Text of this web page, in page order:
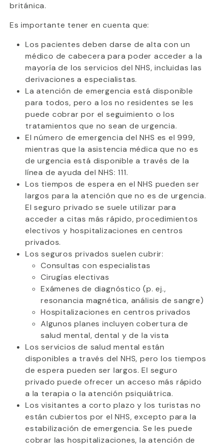
británica.
Es importante tener en cuenta que:
Los pacientes deben darse de alta con un
médico de cabecera para poder acceder a la
mayoría de los servicios del NHS, incluidas las
derivaciones a especialistas.
La atención de emergencia está disponible
para todos, pero a los no residentes se les
puede cobrar por el seguimiento o los
tratamientos que no sean de urgencia.
El número de emergencia del NHS es el 999,
mientras que la asistencia médica que no es
de urgencia está disponible a través de la
línea de ayuda del NHS: 111.
Los tiempos de espera en el NHS pueden ser
largos para la atención que no es de urgencia.
El seguro privado se suele utilizar para
acceder a citas más rápido, procedimientos
electivos y hospitalizaciones en centros
privados.
Los seguros privados suelen cubrir:
Consultas con especialistas
Cirugías electivas
Exámenes de diagnóstico (p. ej.,
resonancia magnética, análisis de sangre)
Hospitalizaciones en centros privados
Algunos planes incluyen cobertura de
salud mental, dental y de la vista
Los servicios de salud mental están
disponibles a través del NHS, pero los tiempos
de espera pueden ser largos. El seguro
privado puede ofrecer un acceso más rápido
a la terapia o la atención psiquiátrica.
Los visitantes a corto plazo y los turistas no
están cubiertos por el NHS, excepto para la
estabilización de emergencia. Se les puede
cobrar las hospitalizaciones, la atención de